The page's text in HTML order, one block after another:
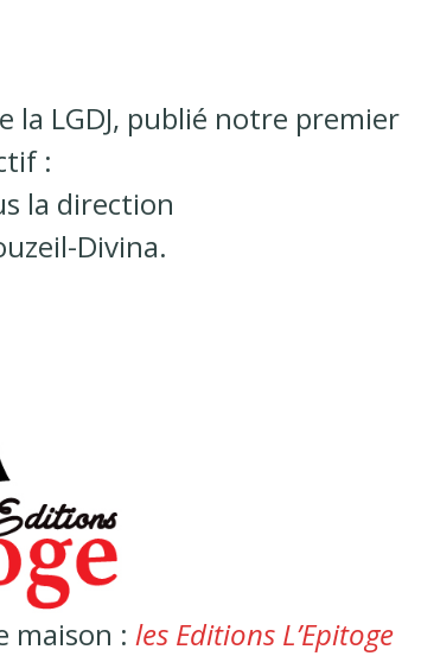
la LGDJ, publié notre premier
:
la direction
Divina.
maison : les Editions L’Epitoge